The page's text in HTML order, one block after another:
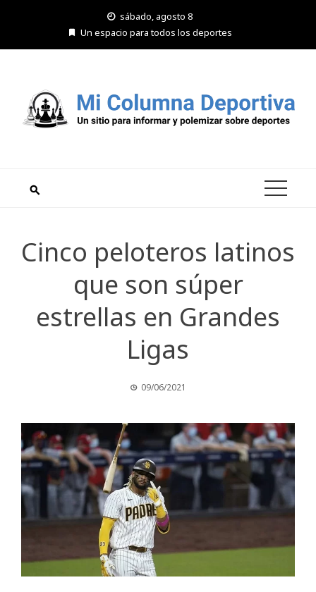
sábado, agosto 8
Un espacio para todos los deportes
Cinco peloteros latinos
que son súper
estrellas en Grandes
Ligas
09/06/2021